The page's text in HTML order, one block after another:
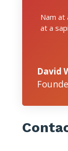
Nam at
at a
David